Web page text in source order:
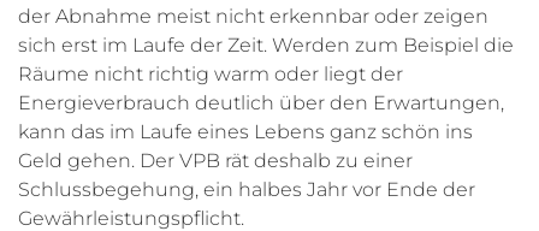
der Abnahme meist nicht erkennbar oder zeigen
sich erst im Laufe der Zeit. Werden zum Beispiel die
Räume nicht richtig warm oder liegt der
Energieverbrauch deutlich über den Erwartungen,
kann das im Laufe eines Lebens ganz schön ins
Geld gehen. Der VPB rät deshalb zu einer
Schlussbegehung, ein halbes Jahr vor Ende der
Gewährleistungspflicht.